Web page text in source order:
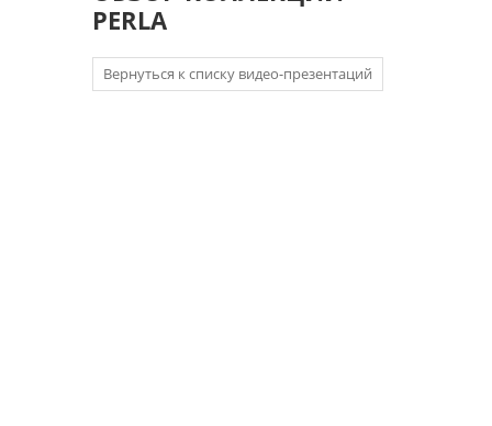
PERLA
Вернуться к списку видео-презентаций